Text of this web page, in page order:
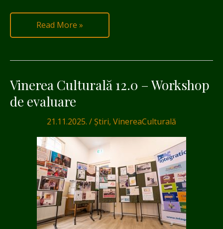
Read More »
Vinerea Culturală 12.0 – Workshop
de evaluare
21.11.2025. / Știri, VinereaCulturală
Vinerea
Culturală
12.0
Workshop
de
evaluare